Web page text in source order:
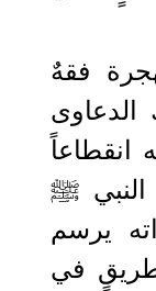
فقهٌ
انقطاعاً
ﷺ
يرسم
طريقٍ في